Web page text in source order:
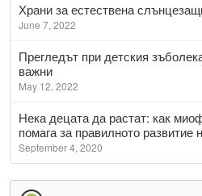
Храни за естествена
June 7, 2022
Прегледът при детския
важни
May 12, 2022
Нека децата да растат: как
помага за правилното развитие
September 4, 2020